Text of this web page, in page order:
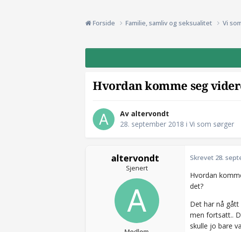
Forside Familie, samliv og seksualitet Vi
Hvordan komme seg
Av altervondt
28. september 2018 i Vi som sørger
altervondt
Sjenert
Skrevet 28.
Hvordan
det?
Det har nå
men fortsatt..
skulle jo bare